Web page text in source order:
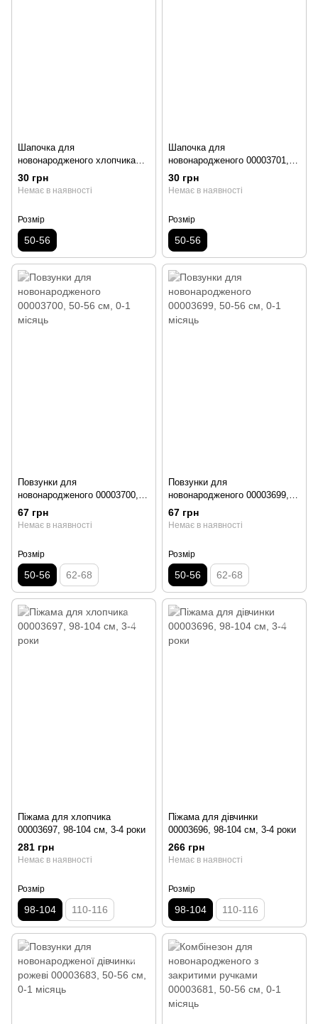
Шапочка для
новонародженого хлопчика
00003702, 50-56 см, 0-1 місяць
30 грн
Немає в наявності
Розмір
50-56
Шапочка для
новонародженого 00003701,
50-56 см, 0-1 місяць
30 грн
Немає в наявності
Розмір
50-56
Повзунки для
новонародженого 00003700,
50-56 см, 0-1 місяць
67 грн
Немає в наявності
Розмір
50-56 62-68
Повзунки для
новонародженого 00003699,
50-56 см, 0-1 місяць
67 грн
Немає в наявності
Розмір
50-56 62-68
Піжама для хлопчика
00003697, 98-104 см, 3-4 роки
281 грн
Немає в наявності
Розмір
98-104 110-116
Піжама для дівчинки
00003696, 98-104 см, 3-4 роки
266 грн
Немає в наявності
Розмір
98-104 110-116